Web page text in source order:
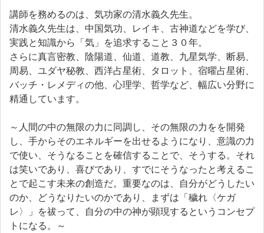
講師を務めるのは、気功家の清水義久先生。
清水義久先生は、中国気功、レイキ、古神道などを学び、
実践と知識から「気」を追求すること３０年。
さらに真言密教、陰陽道、仙道、道教、九星気学、断易、
周易、ユダヤ秘教、西洋占星術、タロット、宿曜占星術、
バッチ・レメディの他、心理学、哲学など、幅広い分野に
精通しています。
～人間の中の無限の力に同調し、その無限の力をを開発
し、手からそのエネルギーを出せるようになり、意識の力
で使い、そうなることを確信することで、そうする。それ
は笑いであり、喜びであり、すでにそうなったと考えるこ
とで起こす未来の創造だ。重要なのは、自分がどうしたい
のか、どうなりたいのかであり、まずは「穢れ〈ケガ
レ〉」を祓って、自分の中の神が顕現するというコンセプ
トになる。～